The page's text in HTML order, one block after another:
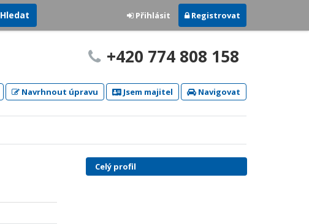
Hledat Přihlásit Registrovat
+420 774 808 158
Navrhnout úpravu Jsem majitel Navigovat
Celý profil